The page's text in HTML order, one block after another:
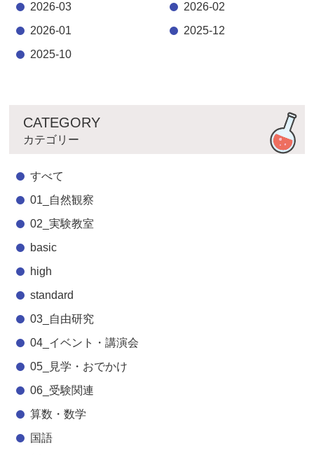
2026-03
2026-02
2026-01
2025-12
2025-10
CATEGORY
カテゴリー
すべて
01_自然観察
02_実験教室
basic
high
standard
03_自由研究
04_イベント・講演会
05_見学・おでかけ
06_受験関連
算数・数学
国語